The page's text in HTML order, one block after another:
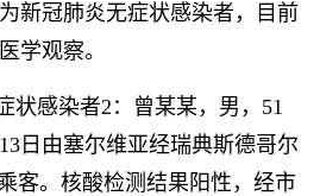
新冠肺炎无症状感染者，目前
学观察。
感染者2：曾某某，男，51
日由塞尔维亚经瑞典斯德哥尔
客。核酸检测结果阳性，经市